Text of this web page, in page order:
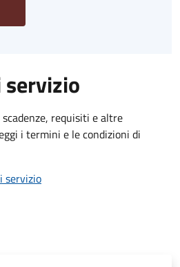
requisiti e altre
i termini e le condizioni di
servizio